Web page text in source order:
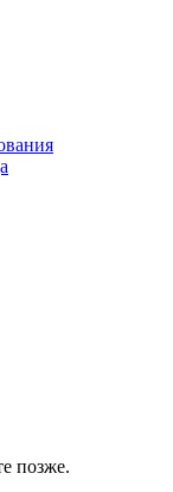
позже.